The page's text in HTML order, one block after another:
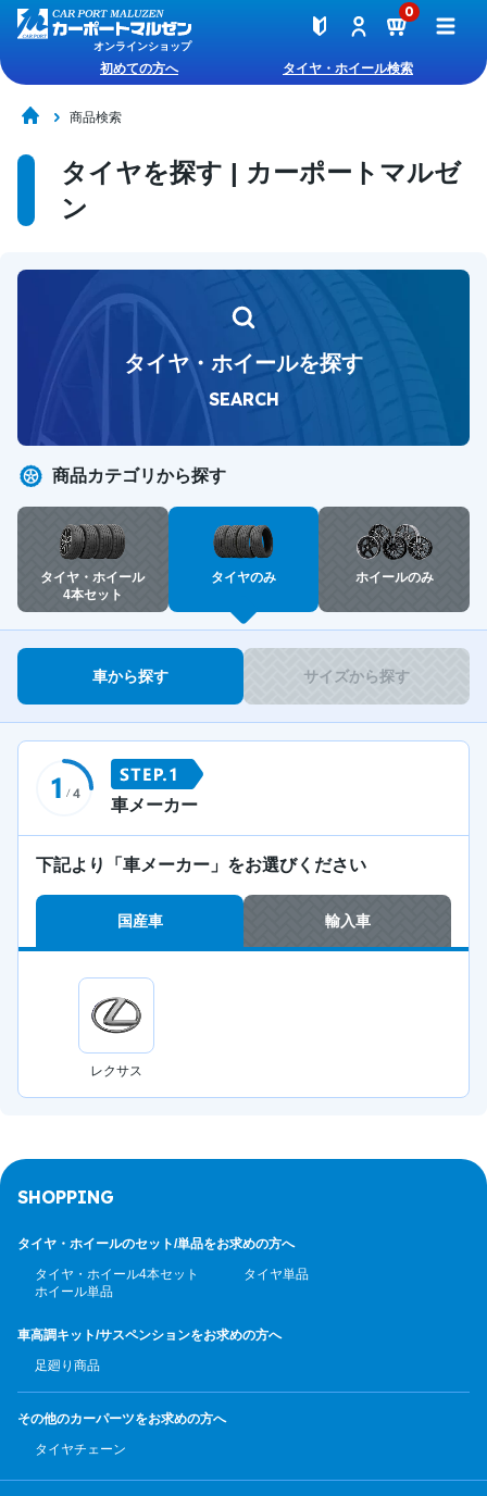
オンラインショップ
0
初めての方へ タイヤ・ホイール検索
商品検索
タイヤを探す | カーポートマルゼ
ン
タイヤ・ホイールを探す
SEARCH
商品カテゴリから探す
タイヤ・ホイール
4本セット
タイヤのみ ホイールのみ
車から探す サイズから探す
車メーカー
下記より「車メーカー」をお選びください
国産車 輸入車
レクサス
SHOPPING
タイヤ・ホイールのセット/単品をお求めの方へ
タイヤ・ホイール4本セット
タイヤ単品
ホイール単品
車高調キット/サスペンションをお求めの方へ
足廻り商品
その他のカーパーツをお求めの方へ
タイヤチェーン